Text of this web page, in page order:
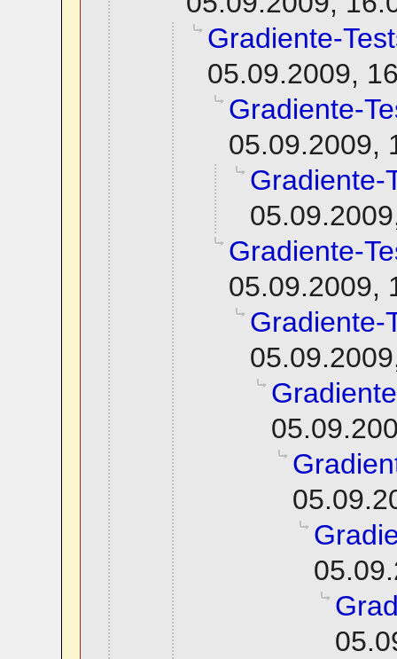
Gradiente-
05.09.2009,
Gradiente-
05.09.2009,
Gradiente-
Gradiente-
05.09.2009,
Gradiente-